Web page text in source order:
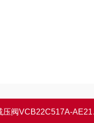
VCB22C517A-AE219J-81030